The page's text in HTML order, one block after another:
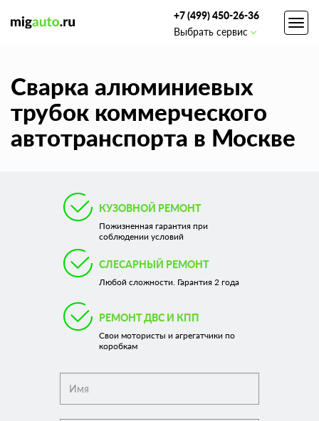
+7 (499) 450-26-36
Выбрать сервис
Сварка алюминиевых
трубок коммерческого
автотранспорта в Москве
КУЗОВНОЙ РЕМОНТ
Пожизненная гарантия при
соблюдении условий
СЛЕСАРНЫЙ РЕМОНТ
Любой сложности. Гарантия 2 года
РЕМОНТ ДВС И КПП
Свои мотористы и агрегатчики по
коробкам